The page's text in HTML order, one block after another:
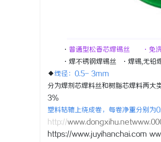
· 普通型松香芯焊锡丝 ·免
·焊不锈钢焊锡丝 ·焊锡,无铅焊
◆线径：0.5- 3mm
分为焊剂芯焊料丝和树脂芯焊料两
3％
塑料轱辘上绕成卷，每卷净重分别
http://
https://www.juyihanchai.com